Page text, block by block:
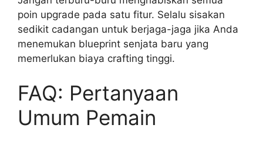
poin upgrade pada satu fitur. Selalu sisakan
sedikit cadangan untuk berjaga-jaga jika Anda
menemukan blueprint senjata baru yang
memerlukan biaya crafting tinggi.
FAQ: Pertanyaan
Umum Pemain